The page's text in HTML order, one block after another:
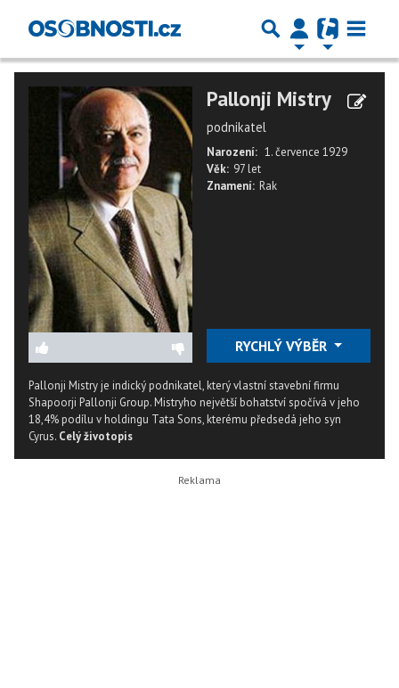
Pallonji Mistry
podnikatel
Narození: 1. července 1929
Věk: 97 let
Znamení: Rak
RYCHLÝ VÝBĚR
Pallonji Mistry je indický podnikatel, který vlastní stavební firmu
Shapoorji Pallonji Group. Mistryho největší bohatství spočívá v jeho
18,4% podílu v holdingu Tata Sons, kterému předsedá jeho syn
Cyrus. Celý životopis